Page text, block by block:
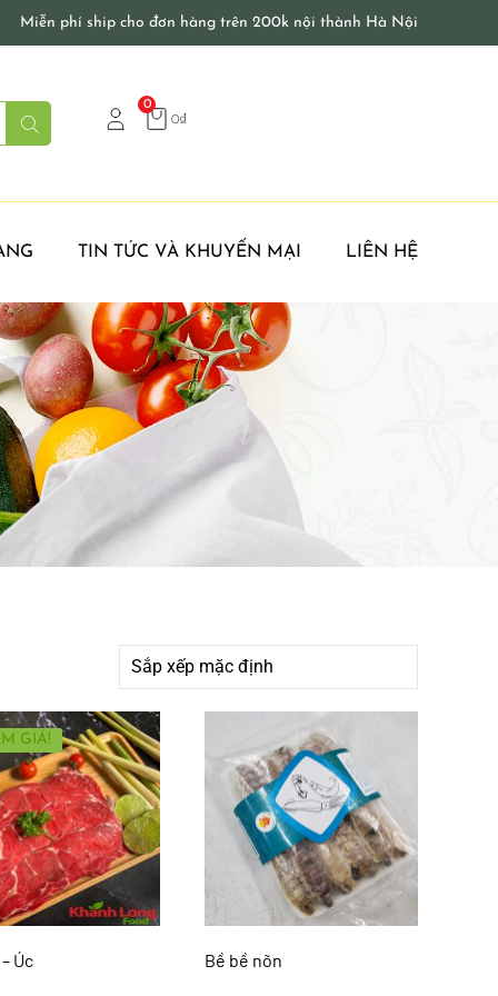
Miễn phí ship cho đơn hàng trên 200k nội thành Hà Nội
0
0₫
TIN TỨC VÀ KHUYẾN MẠI LIÊN HỆ
GIÁ!
Úc Bề bề nõn